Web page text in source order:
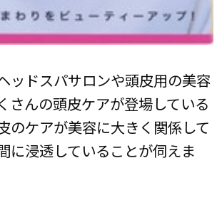
ッドスパサロンや頭皮用の美容
さんの頭皮ケアが登場している
のケアが美容に大きく関係して
に浸透していることが伺えま